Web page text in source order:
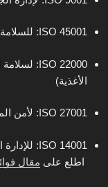
ISO 45001
:
ISO 22000
:
الأغذية)
ISO 27001: لأمن
ISO 14001: للإدارة
اطلع على مقال